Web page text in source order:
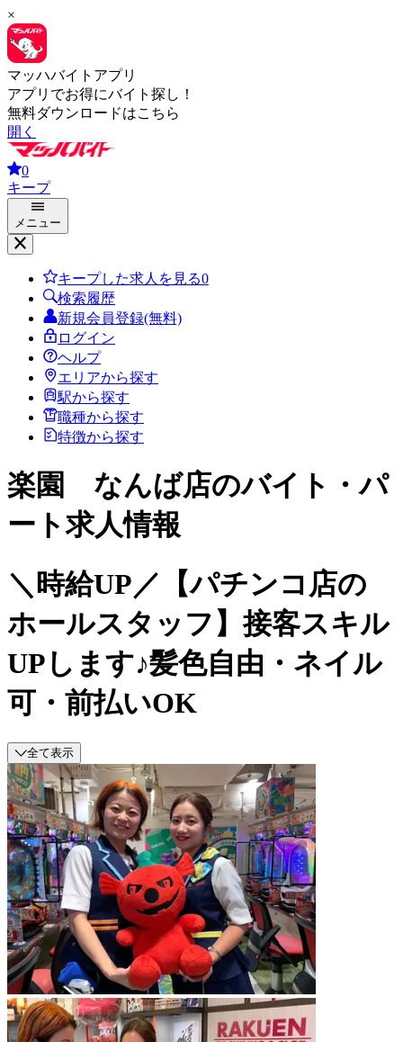
×
マッハバイトアプリ
アプリでお得にバイト探し！
無料ダウンロードはこちら
開く
0
キープ
メニュー
キープした求人を見る0
検索履歴
新規会員登録(無料)
ログイン
ヘルプ
エリアから探す
駅から探す
職種から探す
特徴から探す
楽園 なんば店のバイト・パ
ート求人情報
＼時給UP／【パチンコ店の
ホールスタッフ】接客スキル
UPします♪髪色自由・ネイル
可・前払いOK
全て表示